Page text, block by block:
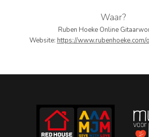
PRESSKIT
Waar?
Ruben Hoeke Online
Website: https://